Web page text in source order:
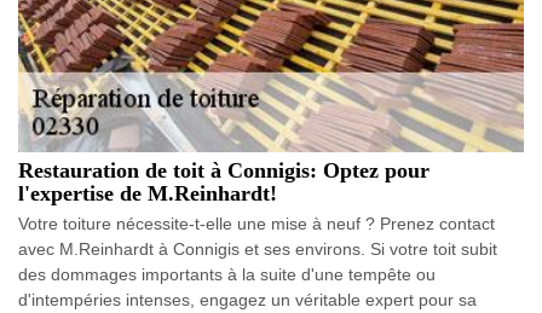
Restauration de toit à Connigis: Optez pour
l'expertise de M.Reinhardt!
Votre toiture nécessite-t-elle une mise à neuf ? Prenez contact
avec M.Reinhardt à Connigis et ses environs. Si votre toit subit
des dommages importants à la suite d'une tempête ou
d'intempéries intenses, engagez un véritable expert pour sa